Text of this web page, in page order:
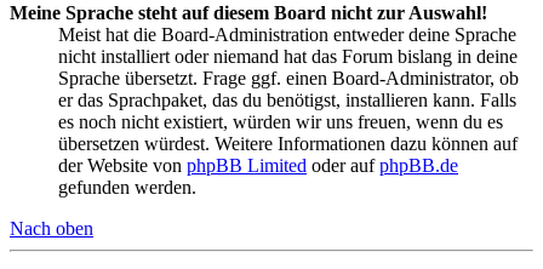
Meine Sprache steht auf diesem Board nicht zur Auswahl!
Meist hat die Board-Administration entweder deine Sprache
nicht installiert oder niemand hat das Forum bislang in deine
Sprache übersetzt. Frage ggf. einen Board-Administrator, ob
er das Sprachpaket, das du benötigst, installieren kann. Falls
es noch nicht existiert, würden wir uns freuen, wenn du es
übersetzen würdest. Weitere Informationen dazu können auf
der Website von phpBB Limited oder aufphpBB.de
gefunden werden.
Nach oben